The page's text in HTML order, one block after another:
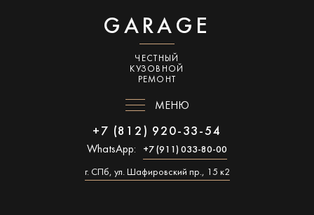
GARAGE
ЧЕСТНЫЙ
КУЗОВНОЙ
РЕМОНТ
МЕНЮ
+7 (812) 920-33-54
WhatsApp: +7 (911) 033-80-00
г. СПб, ул. Шафировский пр., 15 к2